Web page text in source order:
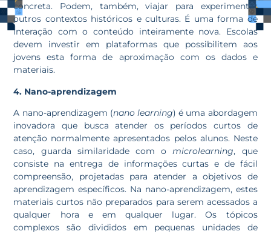
concreta. Podem, também, viajar para experimentar
outros contextos históricos e culturas. É uma forma de
interação com o conteúdo inteiramente nova. Escolas
devem investir em plataformas que possibilitem aos
jovens esta forma de aproximação com os dados e
materiais.
4. Nano-aprendizagem
A nano-aprendizagem (nano learning) é uma abordagem
inovadora que busca atender os períodos curtos de
atenção normalmente apresentados pelos alunos. Neste
caso, guarda similaridade com omicrolearning, que
consiste na entrega de informações curtas e de fácil
compreensão, projetadas para atender a objetivos de
aprendizagem específicos. Na nano-aprendizagem, estes
materiais curtos não preparados para serem acessados a
qualquer hora e em qualquer lugar. Os tópicos
complexos são divididos em pequenas unidades de